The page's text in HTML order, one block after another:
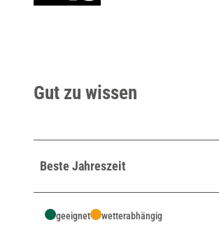
Gut zu wissen
Beste Jahreszeit
geeignet wetterabhängig